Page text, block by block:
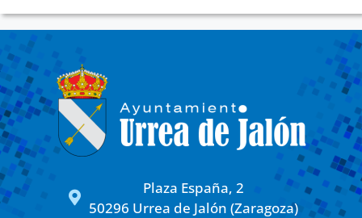
Plaza España, 2
50296 Urrea de Jalón (Zaragoza)